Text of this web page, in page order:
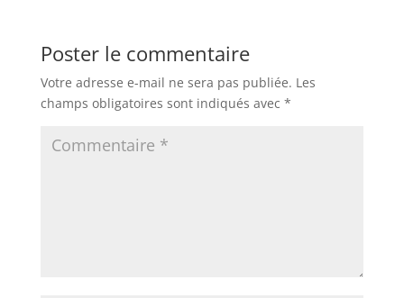
Poster le commentaire
Votre adresse e-mail ne sera pas publiée. Les
champs obligatoires sont indiqués avec *